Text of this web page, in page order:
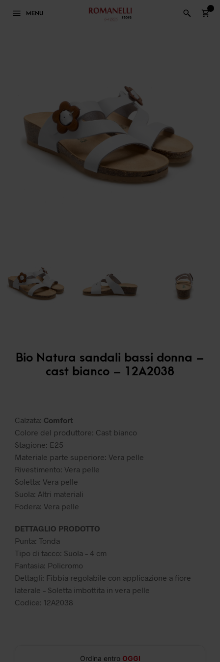
MENU
Bio Natura sandali bassi donna –
cast bianco – 12A2038
Calzata: Comfort
Colore del produttore: Cast bianco
Stagione: E25
Materiale parte superiore: Vera pelle
Rivestimento: Vera pelle
Soletta: Vera pelle
Suola: Altri materiali
Fodera: Vera pelle
DETTAGLIO PRODOTTO
Punta: Tonda
Tipo di tacco: Suola – 4 cm
Fantasia: Policromo
Dettagli: Fibbia regolabile con applicazione a fiore
laterale – Soletta imbottita in vera pelle
Codice: 12A2038
Ordina entro OGGI